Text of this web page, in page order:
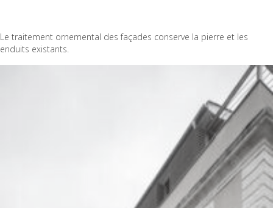
Le traitement ornemental des façades conserve la pierre et les
enduits existants.